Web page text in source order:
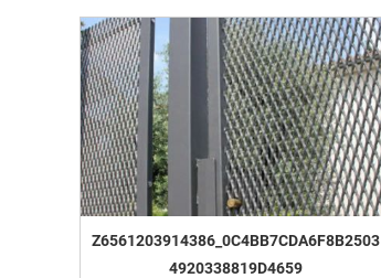
Z6561203914386_0C4BB7CDA6F8B2503
4920338819D4659